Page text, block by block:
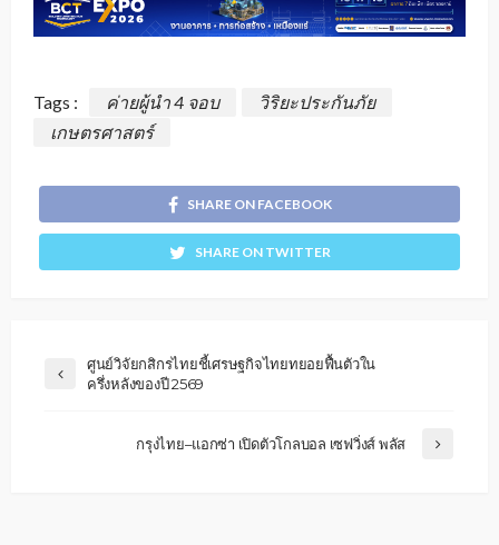
Tags : ค่ายผู้นำ 4 จอบ
วิริยะประกันภัย
เกษตรศาสตร์
SHARE ON FACEBOOK
SHARE ON TWITTER
ศูนย์วิจัยกสิกรไทยชี้เศรษฐกิจไทยทยอยฟื้นตัวใน
ครึ่งหลังของปี 2569
กรุงไทย–แอกซ่า เปิดตัวโกลบอล เซฟวิ่งส์ พลัส